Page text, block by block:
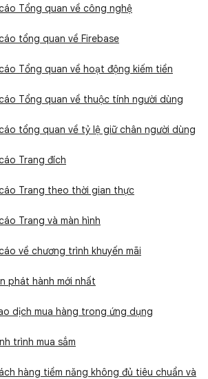
Tổng quan về công nghệ
tổng quan về Firebase
Tổng quan về hoạt động kiếm tiền
Tổng quan về thuộc tính người dùng
tổng quan về tỷ lệ giữ chân người dùng
Trang đích
Trang theo thời gian thực
Trang và màn hình
về chương trình khuyến mãi
phát hành mới nhất
dịch mua hàng trong ứng dụng
trình mua sắm
hàng tiềm năng không đủ tiêu chuẩn và